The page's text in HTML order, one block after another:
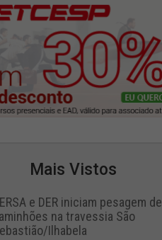
Mais Vistos
e DER iniciam pesagem de
na travessia São
Ilhabela